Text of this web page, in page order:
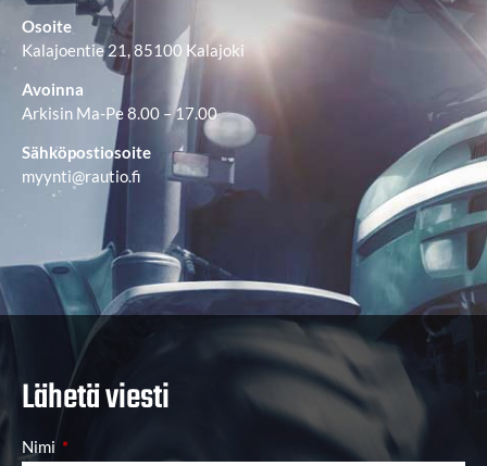
Osoite
Kalajoentie 21, 85100 Kalajoki
Avoinna
Arkisin Ma-Pe 8.00 – 17.00
Sähköpostiosoite
myynti@rautio.fi
Lähetä viesti
Nimi